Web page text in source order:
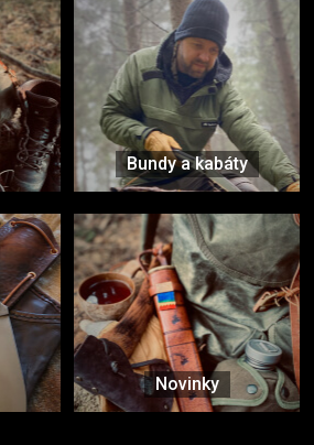
Bundy a kabáty
Novinky